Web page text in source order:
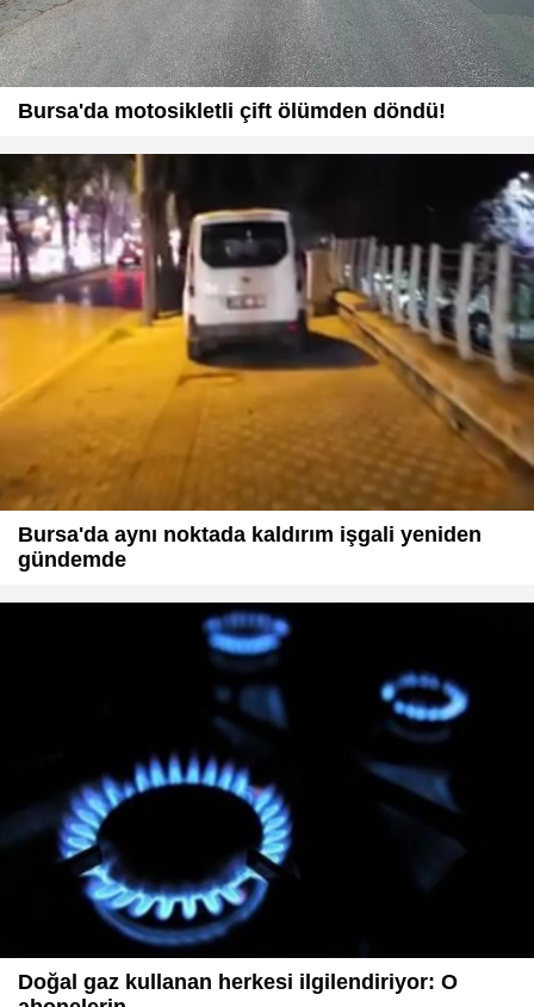
Bursa'da motosikletli çift ölümden döndü!
Bursa'da aynı noktada kaldırım işgali yeniden
gündemde
Doğal gaz kullanan herkesi ilgilendiriyor: O